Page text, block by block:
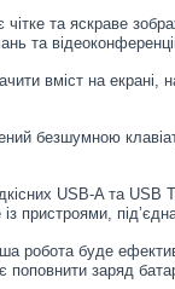
та яскраве
та
вміст на
безшумною
USB-A та USB
пристроями,
робота буде
поповнити заряд